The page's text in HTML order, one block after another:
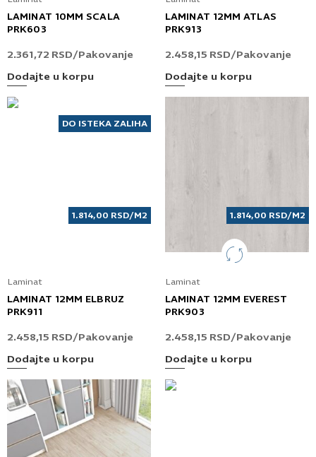
LAMINAT 10MM SCALA
PRK603
2.361,72 RSD/Pakovanje
Dodajte u korpu
LAMINAT 12MM ATLAS
PRK913
2.458,15 RSD/Pakovanje
Dodajte u korpu
DO ISTEKA ZALIHA
1.814,00 RSD/M2
Laminat
LAMINAT 12MM ELBRUZ
PRK911
2.458,15 RSD/Pakovanje
Dodajte u korpu
1.814,00 RSD/M2
Laminat
LAMINAT 12MM EVEREST
PRK903
2.458,15 RSD/Pakovanje
Dodajte u korpu